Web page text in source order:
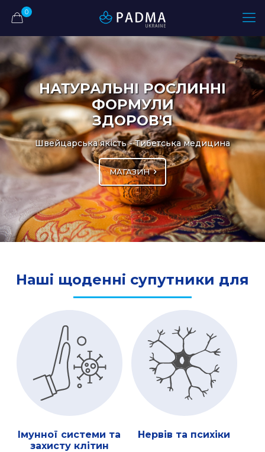
0
НАТУРАЛЬНІ РОСЛИННІ
ФОРМУЛИ
ЗДОРОВ'Я
Швейцарська якість - Тибетська медицина
МАГАЗИН
Наші щоденні супутники для
Імунної системи та
захисту клітин
Нервів та психіки